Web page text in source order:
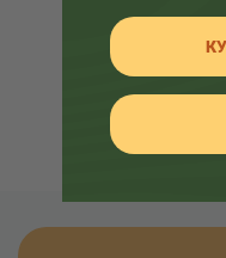
конечно